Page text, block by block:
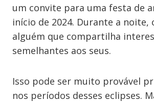
um convite para uma festa de
início de 2024. Durante a noite,
alguém que compartilha
semelhantes aos seus.
Isso pode ser muito provável
nos períodos desses eclipses.